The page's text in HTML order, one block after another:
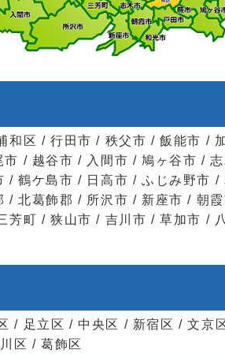
区 / 行田市 / 秩父市 / 飯能市 /
/ 越谷市 / 入間市 / 鳩ヶ谷市 / 志
鶴ケ島市 / 日高市 / ふじみ野市 /
北葛飾郡 / 所沢市 / 新座市 / 朝
町 / 狭山市 / 吉川市 / 草加市 /
/ 足立区 / 中央区 / 新宿区 / 文京
区 / 葛飾区